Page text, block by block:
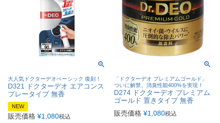
大人気ドクターデオベーシック 復刻！
D321 ドクターデオ エアコンス
プレータイプ 無香
NEW
販売価格 ¥1,080税込
「ドクターデオ プレミアムゴールド」
ついに解禁。消臭性能400%を実現！
D274 ドクターデオ プレミアム
ゴールド 置きタイプ 無香
販売価格 ¥1,080税込